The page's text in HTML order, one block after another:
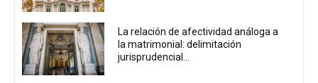
La relación de afectividad análoga a
la matrimonial: delimitación
jurisprudencial...